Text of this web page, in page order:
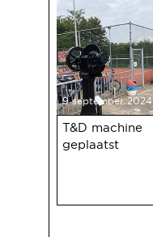
9 september 2024
T&D machine
geplaatst